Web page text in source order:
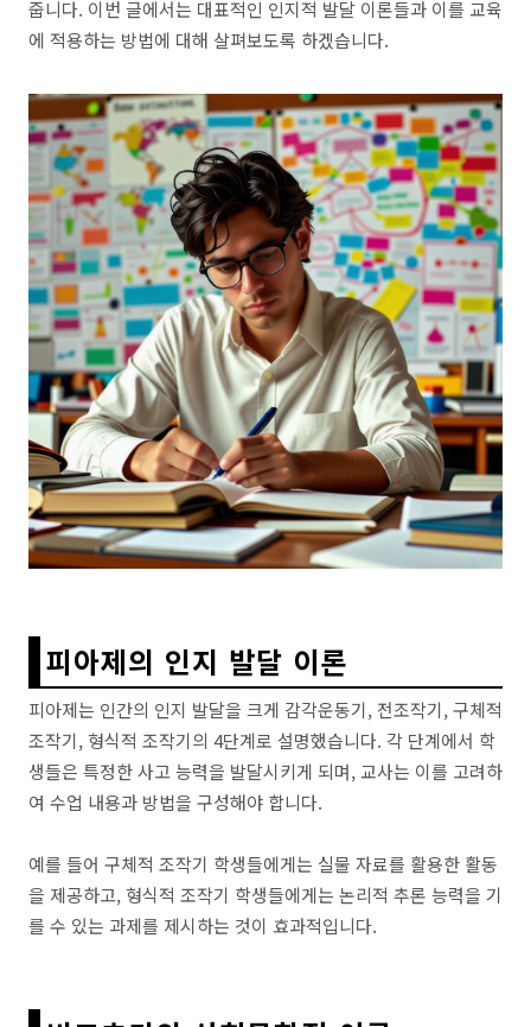
줍니다. 이번 글에서는 대표적인 인지적 발달 이론들과 이를 교육
에 적용하는 방법에 대해 살펴보도록 하겠습니다.
피아제의 인지 발달 이론
피아제는 인간의 인지 발달을 크게 감각운동기, 전조작기, 구체적
조작기, 형식적 조작기의 4단계로 설명했습니다. 각 단계에서 학
생들은 특정한 사고 능력을 발달시키게 되며, 교사는 이를 고려하
여 수업 내용과 방법을 구성해야 합니다.
예를 들어 구체적 조작기 학생들에게는 실물 자료를 활용한 활동
을 제공하고, 형식적 조작기 학생들에게는 논리적 추론 능력을 기
를 수 있는 과제를 제시하는 것이 효과적입니다.